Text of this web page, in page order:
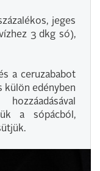
jeges
3 dkg só),
a ceruzababot
külön edényben
a sópácból,